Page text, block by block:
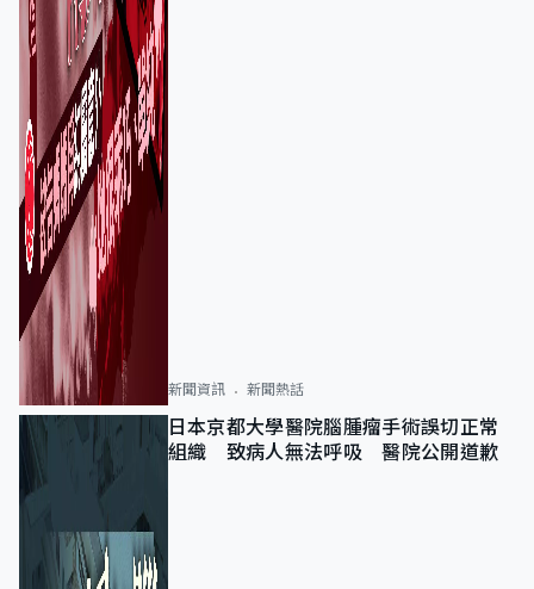
新聞資訊 新聞熱話
日本京都大學醫院腦腫瘤手術誤切正常
組織 致病人無法呼吸 醫院公開道歉